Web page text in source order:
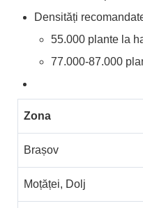
Densități
55.000 plante la
77.000-87.000
Zona
Brașov
Moțăței, Dolj